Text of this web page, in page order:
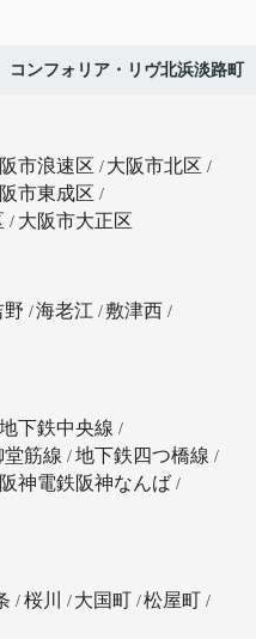
コンフォリア・リヴ北浜淡路町
市浪速区
大阪市北区
市東成区
大阪市大正区
野 海老江
敷津西
地下鉄中央線
堂筋線 地下鉄四つ橋線
阪神電鉄阪神なんば
桜川 大国町
松屋町